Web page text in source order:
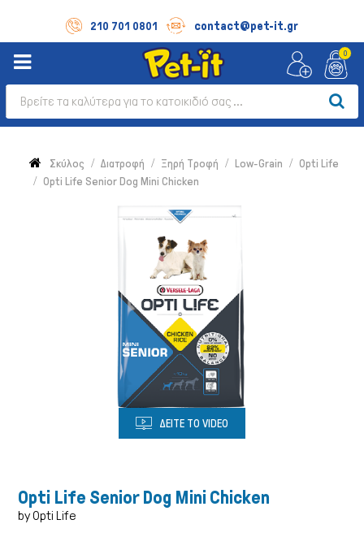
210 701 0801 contact@pet-it.gr
Σκύλος
0
Σκύλος Διατροφή Ξηρή Τροφή Low-Grain
Opti Life
Opti Life Senior Dog Mini Chicken
ΔΕΙΤΕ ΤΟ VIDEO
Opti Life Senior Dog Mini Chicken
by Opti Life